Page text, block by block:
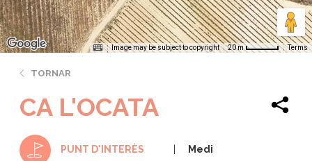
Image may be subject to copyright 20 m Terms
TORNAR
CA L'OCATA
PUNT D'INTERÈS Medi